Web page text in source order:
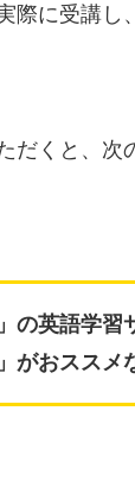
際に受講
だくと、次
の英語学習
がおススメ